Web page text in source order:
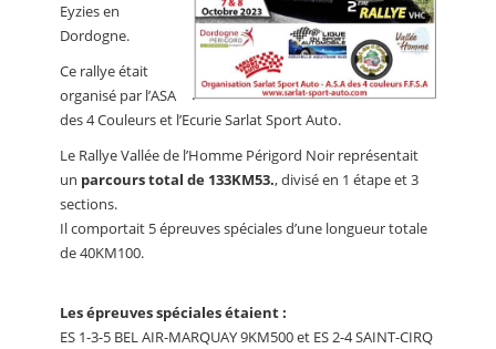
Eyzies en
Dordogne.
Ce rallye était
organisé par l’ASA
des 4 Couleurs et l’Ecurie Sarlat Sport Auto.
Le Rallye Vallée de l’Homme Périgord Noir représentait
un parcours total de 133KM53., divisé en 1 étape et 3
sections.
Il comportait 5 épreuves spéciales d’une longueur totale
de 40KM100.
Les épreuves spéciales étaient :
ES 1-3-5 BEL AIR-MARQUAY 9KM500 et ES 2-4 SAINT-CIRQ